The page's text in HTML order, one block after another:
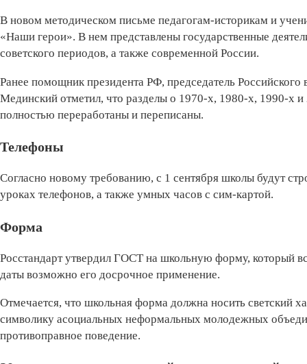
В новом методическом письме педагогам-историкам и
«Наши герои». В нем представлены государственные
советского периодов, а также современной России.
Ранее помощник президента РФ, председатель
Мединский отметил, что разделы о 1970-х, 1980-х, 1990-х
полностью переработаны и переписаны.
Телефоны
Согласно новому требованию, с 1 сентября школы будут
уроках телефонов, а также умных часов с сим-картой.
Форма
Росстандарт утвердил ГОСТ на школьную форму, который
даты возможно его досрочное применение.
Отмечается, что школьная форма должна носить светский
символику асоциальных неформальных молодежных
противоправное поведение.